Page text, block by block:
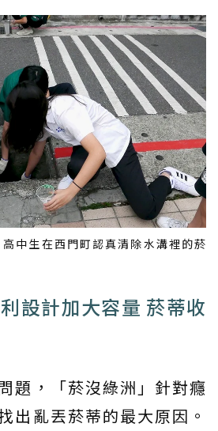
中生在西門町認真清除水溝裡的菸
設計加大容量 菸蒂收
題，「菸沒綠洲」針對癮
出亂丟菸蒂的最大原因。